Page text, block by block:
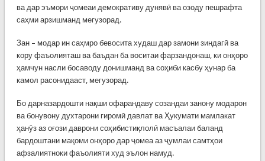
ва дар эъмори ҷомеаи демокративу дунявӣ ва озоду пешрафта
саҳми арзишманд мегузорад.
Зан – модар ин саҳмро бевосита худаш дар замони зиндагӣ ва
кору фаъолияташ ва баъдан ба воситаи фарзандонаш, ки онҳоро
ҳамчун насли босаводу донишманд ва соҳиби касбу ҳунар ба
камол расонидааст, мегузорад.
Бо дарназардошти нақши офарандаву созандаи занону модарон
ва бонувону духтарони гиромӣ давлат ва Ҳукумати мамлакат
ҳанӯз аз оғози даврони соҳибистиқлолӣ масъалаи баланд
бардоштани мақоми онҳоро дар ҷомеа аз ҷумлаи самтҳои
афзалиятноки фаъолияти худ эълон намуд.